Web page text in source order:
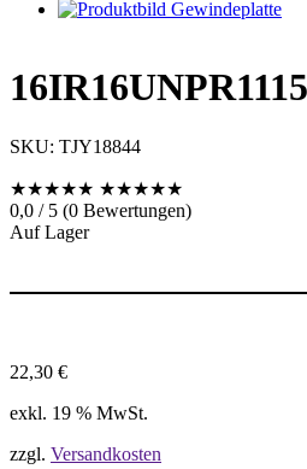
16IR16UNPR1115
SKU: TJY18844
★★★★★ ★★★★★
0,0 / 5 (0 Bewertungen)
Auf Lager
22,30 €
exkl. 19 % MwSt.
zzgl. Versandkosten